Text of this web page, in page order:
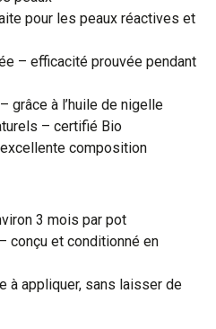
pour les peaux réactives et
– efficacité prouvée pendant
grâce à l’huile de nigelle
– certifié Bio
composition
3 mois par pot
conçu et conditionné en
à appliquer, sans laisser de